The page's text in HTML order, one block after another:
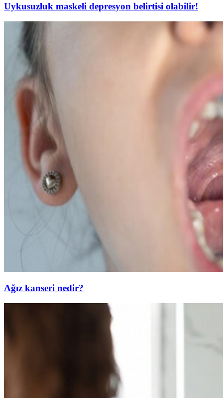
Uykusuzluk maskeli depresyon belirtisi olabilir!
Ağız kanseri nedir?